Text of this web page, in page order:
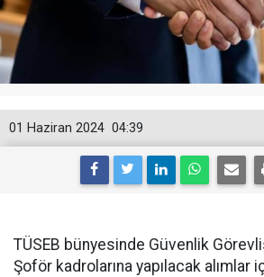
04:39
01 Haziran 2024
TÜSEB bünyesinde Güvenlik
Şoför kadrolarına yapılacak alımlar